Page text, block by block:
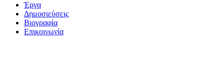
Έργα
Δημοσιεύσεις
Βιογραφία
Επικοινωνία